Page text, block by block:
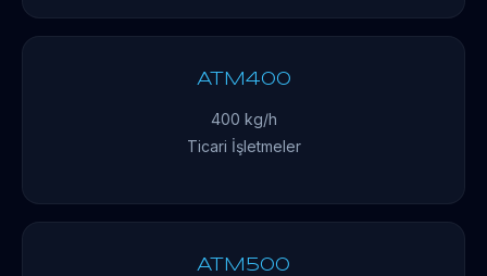
ATM400
400 kg/h
Ticari İşletmeler
ATM500